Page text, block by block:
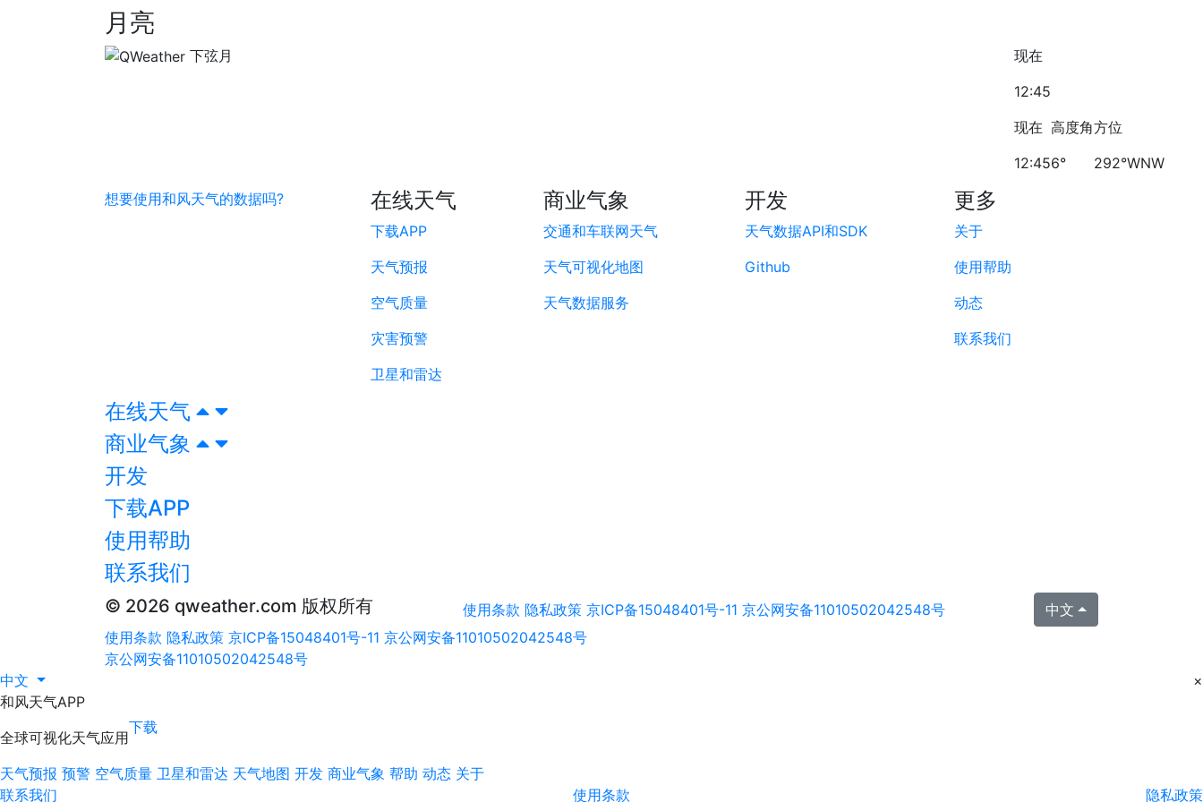
月亮
下弦月
现在
12:45
现在
12:45
高度角
6°
方位
292°WNW
想要使用和风天气的数据吗?
在线天气
下载APP
天气预报
空气质量
灾害预警
卫星和雷达
商业气象
交通和车联网天气
天气可视化地图
天气数据服务
开发
天气数据API和SDK
Github
更多
关于
使用帮助
动态
联系我们
在线天气
商业气象
开发
下载APP
使用帮助
联系我们
© 2026 qweather.com 版权所有 使用条款 隐私政策 京ICP备15048401号-11 京公网安备11010502042548号
中文
使用条款 隐私政策 京ICP备15048401号-11 京公网安备11010502042548号
京公网安备11010502042548号
中文
×
和风天气APP
全球可视化天气应用
下载
天气预报 预警 空气质量 卫星和雷达 天气地图 开发 商业气象 帮助 动态 关于
联系我们
使用条款 隐私政策